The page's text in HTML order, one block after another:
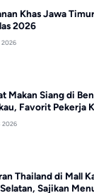
Khas Jawa
2026
2026
Makan Siang di
Favorit Pekerja
2026
Thailand di Mall
Sajikan